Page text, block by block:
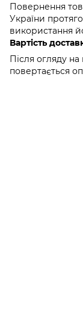
Повернення
України
використання
Вартість
Після огляду на
повертається